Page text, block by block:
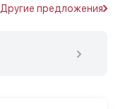
Другие предложения